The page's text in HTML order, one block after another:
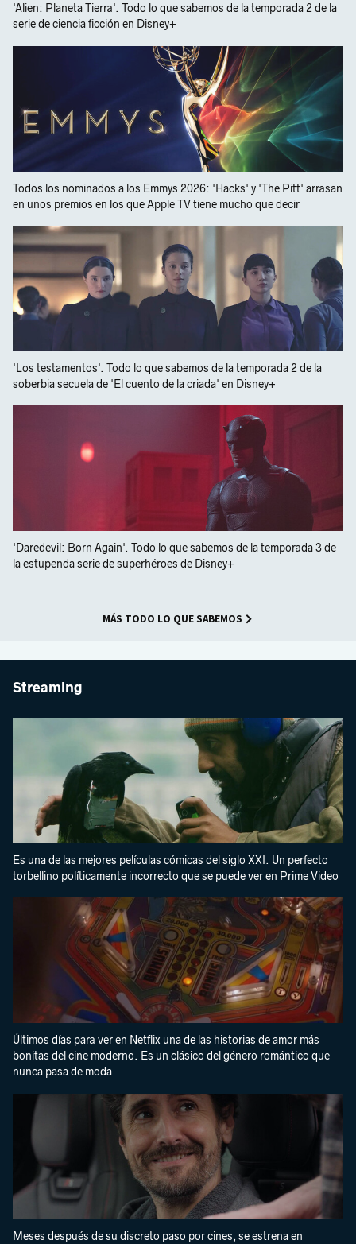
'Alien: Planeta Tierra'. Todo lo que sabemos de la temporada 2 de la
serie de ciencia ficción en Disney+
Todos los nominados a los Emmys 2026: 'Hacks' y 'The Pitt' arrasan
en unos premios en los que Apple TV tiene mucho que decir
'Los testamentos'. Todo lo que sabemos de la temporada 2 de la
soberbia secuela de 'El cuento de la criada' en Disney+
'Daredevil: Born Again'. Todo lo que sabemos de la temporada 3 de
la estupenda serie de superhéroes de Disney+
MÁS TODO LO QUE SABEMOS
Streaming
Es una de las mejores películas cómicas del siglo XXI. Un perfecto
torbellino políticamente incorrecto que se puede ver en Prime Video
Últimos días para ver en Netflix una de las historias de amor más
bonitas del cine moderno. Es un clásico del género romántico que
nunca pasa de moda
Meses después de su discreto paso por cines, se estrena en